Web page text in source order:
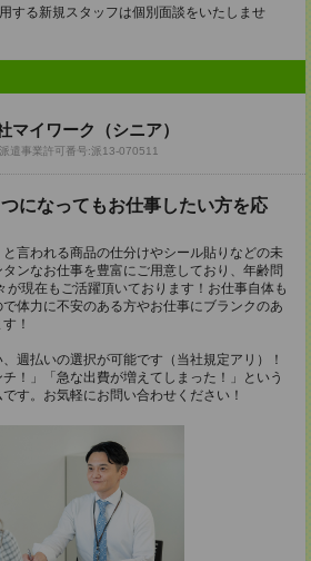
する新規スタッフは個別面談をいたしませ
マイワーク（シニア）
遣事業許可番号:派13-070511
になってもお仕事したい方を応
言われる商品の仕分けやシール貼りなどの未
ンなお仕事を豊富にご用意しており、年齢問
現在もご活躍頂いております！お仕事自体も
体力に不安のある方やお仕事にブランクのあ
！
週払いの選択が可能です（当社規定アリ）！
チ！」「急な出費が増えてしまった！」という
す。お気軽にお問い合わせください！